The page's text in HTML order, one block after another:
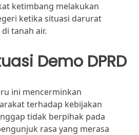
ketimbang melakukan
ketika situasi darurat
tanah air.
Demo DPRD
ini mencerminkan
terhadap kebijakan
tidak berpihak pada
rasa yang merasa